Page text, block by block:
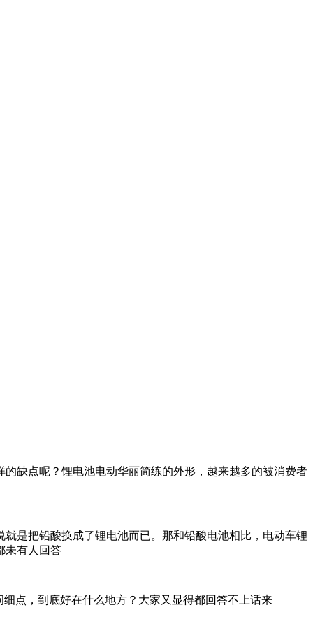
缺点呢？锂电池电动华丽简练的外形，越来越多的被消费者
是把铅酸换成了锂电池而已。那和铅酸电池相比，电动车锂
未有人回答
点，到底好在什么地方？大家又显得都回答不上话来